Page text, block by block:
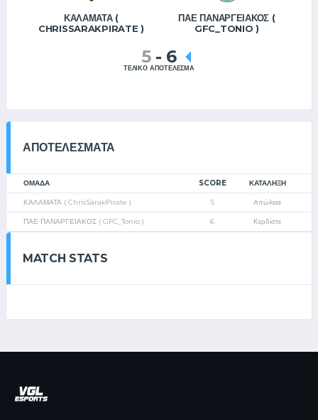
ΚΑΛΑΜΑΤΑ (
CHRISSARAKPIRATE )
ΠΑΕ ΠΑΝΑΡΓΕΙΑΚΟΣ (
GFC_TONIO )
5 - 6
ΤΕΛΙΚΟ ΑΠΟΤΕΛΕΣΜΑ
ΑΠΟΤΕΛΈΣΜΑΤΑ
ΟΜΑΔΑ SCORE ΚΑΤΆΛΗΞΗ
ΚΑΛΑΜΑΤΑ ( ChrisSarakPirate ) 5 Απώλεια
ΠΑΕ ΠΑΝΑΡΓΕΙΑΚΟΣ ( GFC_Tonio ) 6 Κερδίστε
MATCH STATS